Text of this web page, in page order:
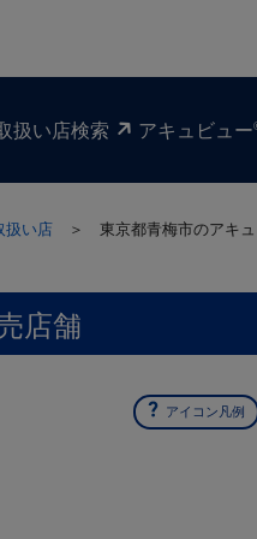
扱い​店検索 アキュビュー
扱い店 ＞ 東京都青梅市のアキ
店舗
アイコン凡例